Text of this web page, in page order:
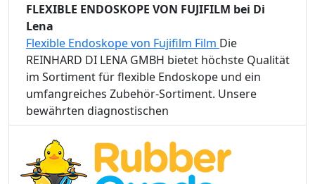
FLEXIBLE ENDOSKOPE VON FUJIFILM bei Di
Lena
Flexible Endoskope von Fujifilm Film Die
REINHARD DI LENA GMBH bietet höchste Qualität
im Sortiment für flexible Endoskope und ein
umfangreiches Zubehör-Sortiment. Unsere
bewährten diagnostischen